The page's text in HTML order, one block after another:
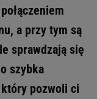
a przy tym są
sprawdzają się
szybka
który pozwoli ci